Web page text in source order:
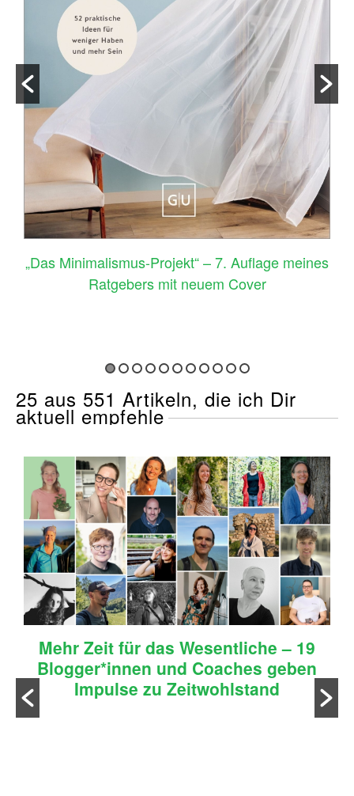
„Das Minimalismus-Projekt“ – 7. Auflage meines
Ratgebers mit neuem Cover
25 aus 551 Artikeln, die ich Dir
aktuell empfehle
Mehr Zeit für das Wesentliche – 19
Blogger*innen und Coaches geben
Impulse zu Zeitwohlstand